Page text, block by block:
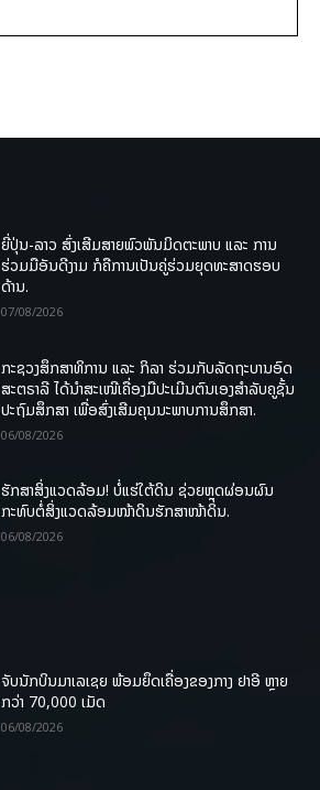
ຍີ່ປຸ່ນ-ລາວ ສົ່ງເສີມສາຍພົວພັນມິດຕະພາບ ແລະ ການ
ຮ່ວມມືອັນດີງາມ ກໍຄືການເປັນຄູ່ຮ່ວມຍຸດທະສາດຮອບ
ດ້ານ.
07/08/2026
ກະຊວງສຶກສາທິການ ແລະ ກິລາ ຮ່ວມກັບລັດຖະບານອົດ
ສະຕຣາລີ ໄດ້ນຳສະເໜີເຄື່ອງມືປະເມີນຕົນເອງສຳລັບຄູຊັ້ນ
ປະຖົມສຶກສາ ເພື່ອສົ່ງເສີມຄຸນນະພາບການສຶກສາ.
06/08/2026
ຮັກສາສິ່ງແວດລ້ອມ! ບໍ່ແຮ່ໃຕ້ດິນ ຊ່ວຍຫຼຸດຜ່ອນຜົນ
ກະທົບຕໍ່ສິ່ງແວດລ້ອມໜ້າດິນຮັກສາໜ້າດິນ.
06/08/2026
ຈັບນັກບິນມາເລເຊຍ ພ້ອມຍຶດເຄື່ອງຂອງກາງ ຢາອີ ຫຼາຍ
ກວ່າ 70,000 ເມັດ
06/08/2026